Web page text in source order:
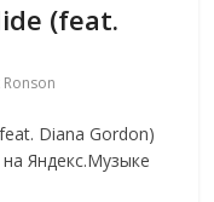
(feat.
Ronson
Diana Gordon)
Яндекс.Музыке